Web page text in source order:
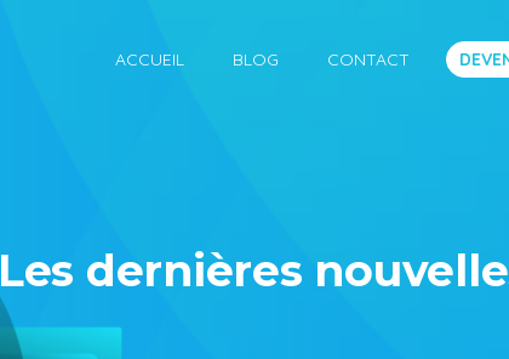
ACCUEIL BLOG CONTACT
Les dernières